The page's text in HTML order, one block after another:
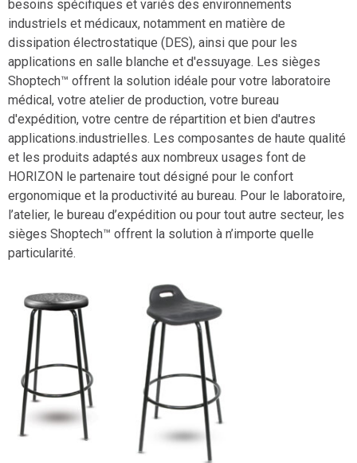
besoins spécifiques et variés des environnements
industriels et médicaux, notamment en matière de
dissipation électrostatique (DES), ainsi que pour les
applications en salle blanche et d'essuyage. Les sièges
Shoptech™ offrent la solution idéale pour votre laboratoire
médical, votre atelier de production, votre bureau
d'expédition, votre centre de répartition et bien d'autres
applications.industrielles. Les composantes de haute qualité
et les produits adaptés aux nombreux usages font de
HORIZON le partenaire tout désigné pour le confort
ergonomique et la productivité au bureau. Pour le laboratoire,
l’atelier, le bureau d’expédition ou pour tout autre secteur, les
sièges Shoptech™ offrent la solution à n’importe quelle
particularité.